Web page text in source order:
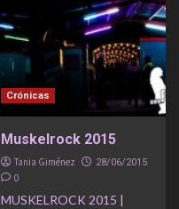
Crónicas
Muskelrock 2015
Tania Giménez 28/06/2015
0
MUSKELROCK 2015 |